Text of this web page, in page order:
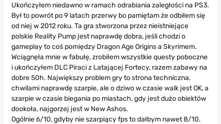
Ukończyłem niedawno w ramach odrabiania zaległości na PS3.
Był to powrót po 9 latach przerwy bo pamiętam że odbiłem się
od niej w 2012 roku. Ta gra stworzona przez nieistniejące
polskie Reality Pump jest naprawdę dobra, jeśli chodzi o
gameplay to coś pomiędzy Dragon Age Origins a Skyrimem.
Wciągnęła mnie w fabułę, zrobiłem wszystkie questy poboczne
i ukończyłem DLC Piraci z Latającej Fortecy, razem zabawy na
dobre 50h. Największy problem gry to strona techniczna,
chwilami naprawdę szarpie, ale o dziwo w czasie walk jest OK, a
szarpie w czasie biegania po miastach, gdy jest dużo obiektów
dookoła, najgorzej jest w New Ashos.
Ogólnie 6/10, gdyby nie szarpiący fps to dałbym nawet 8/10.